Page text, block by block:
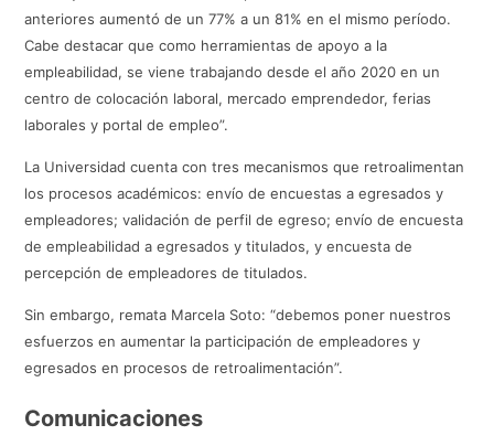
anteriores aumentó de un 77% a un 81% en el mismo período.
Cabe destacar que como herramientas de apoyo a la
empleabilidad, se viene trabajando desde el año 2020 en un
centro de colocación laboral, mercado emprendedor, ferias
laborales y portal de empleo”.
La Universidad cuenta con tres mecanismos que retroalimentan
los procesos académicos: envío de encuestas a egresados y
empleadores; validación de perfil de egreso; envío de encuesta
de empleabilidad a egresados y titulados, y encuesta de
percepción de empleadores de titulados.
Sin embargo, remata Marcela Soto: “debemos poner nuestros
esfuerzos en aumentar la participación de empleadores y
egresados en procesos de retroalimentación”.
Comunicaciones